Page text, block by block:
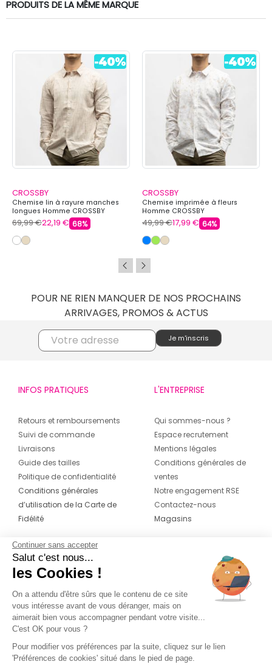
PRODUITS DE LA MÊME MARQUE
CROSSBY
Chemise lin à rayure manches
longues Homme CROSSBY
69,99 €22,19 € 68%
CROSSBY
Chemise imprimée à fleurs
Homme CROSSBY
49,99 €17,99 € 64%
POUR NE RIEN MANQUER DE NOS PROCHAINS
ARRIVAGES, PROMOS & ACTUS
INFOS PRATIQUES
Retours et remboursements
Suivi de commande
Livraisons
Guide des tailles
Politique de confidentialité
Conditions générales
d’utilisation de la Carte de
Fidélité
L'ENTREPRISE
Qui sommes-nous ?
Espace recrutement
Mentions légales
Conditions générales de
ventes
Notre engagement RSE
Contactez-nous
Magasins
CONTACT
04 42 20 78 42
Du lundi au jeudi de 8h30 à 16h30 & le
vendredi de 8h30 à 15h30
Continuer sans accepter
Salut c'est nous...
les Cookies !
On a attendu d'être sûrs que le contenu de ce site
vous intéresse avant de vous déranger, mais on
aimerait bien vous accompagner pendant votre visite...
C'est OK pour vous ?
Pour modifier vos préférences par la suite, cliquez sur le lien
'Préférences de cookies' situé dans le pied de page.